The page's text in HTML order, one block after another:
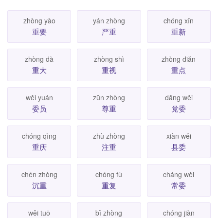
zhòng yào
重要
yán zhòng
严重
chóng xīn
重新
zhòng dà
重大
zhòng shì
重视
zhòng diăn
重点
wěi yuán
委员
zūn zhòng
尊重
dăng wěi
党委
chóng qìng
重庆
zhù zhòng
注重
xiàn wěi
县委
chén zhòng
沉重
chóng fù
重复
cháng wěi
常委
wěi tuō bǐ zhòng chóng jiàn